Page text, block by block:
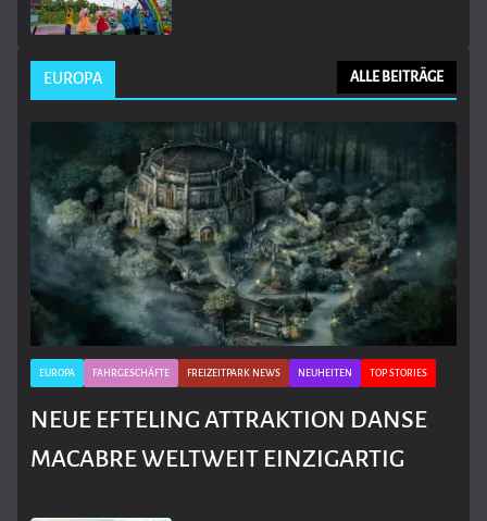
EUROPA ALLE BEITRÄGE
EUROPA FAHRGESCHÄFTE FREIZEITPARK NEWS NEUHEITEN TOP STORIES
NEUE EFTELING ATTRAKTION DANSE
MACABRE WELTWEIT EINZIGARTIG